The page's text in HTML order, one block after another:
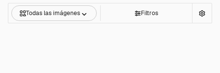
Todas las imágenes Filtros